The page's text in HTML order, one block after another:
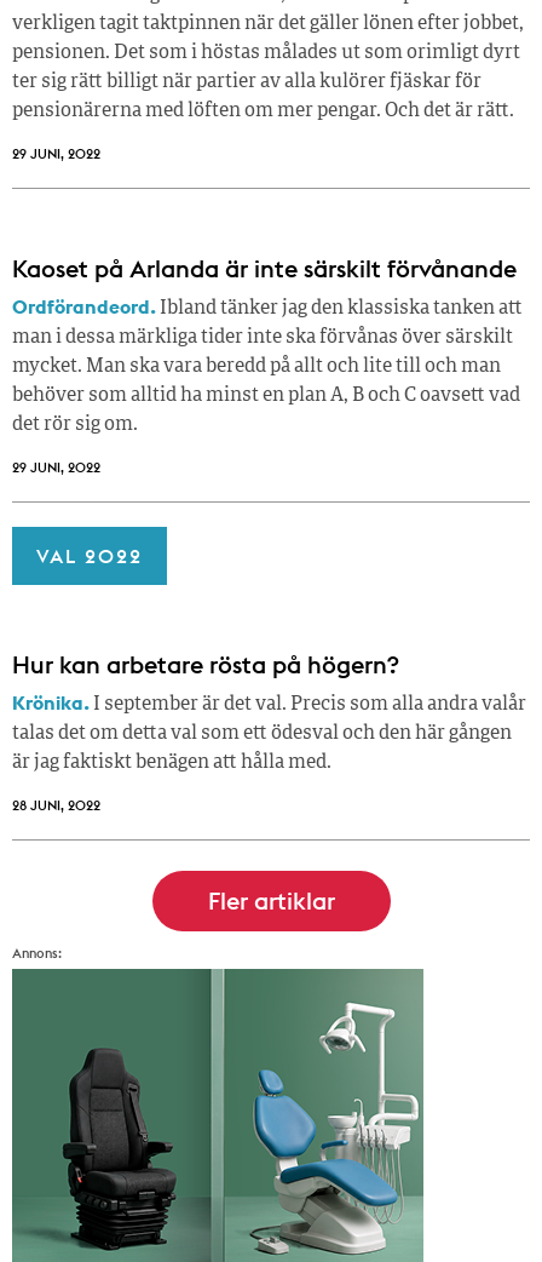
verkligen tagit taktpinnen när det gäller lönen efter jobbet,
pensionen. Det som i höstas målades ut som orimligt dyrt
ter sig rätt billigt när partier av alla kulörer fjäskar för
pensionärerna med löften om mer pengar. Och det är rätt.
29 JUNI, 2022
Kaoset på Arlanda är inte särskilt förvånande
Ordförandeord. Ibland tänker jag den klassiska tanken att
man i dessa märkliga tider inte ska förvånas över särskilt
mycket. Man ska vara beredd på allt och lite till och man
behöver som alltid ha minst en plan A, B och C oavsett vad
det rör sig om.
29 JUNI, 2022
VAL 2022
Hur kan arbetare rösta på högern?
Krönika. I september är det val. Precis som alla andra valår
talas det om detta val som ett ödesval och den här gången
är jag faktiskt benägen att hålla med.
28 JUNI, 2022
Annons: